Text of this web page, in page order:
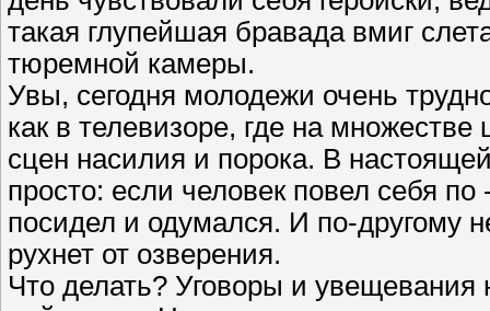
такая глупейшая бравада вмиг
тюремной камеры.
Увы, сегодня молодежи очень
как в телевизоре, где на
сцен насилия и порока. В
просто: если человек повел себя
посидел и одумался. И по-другому
рухнет от озверения.
Что делать? Уговоры и увещевания